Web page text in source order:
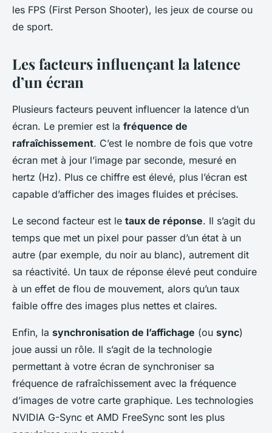
les FPS (First Person Shooter), les jeux de course ou
de sport.
Les facteurs influençant la latence
d’un écran
Plusieurs facteurs peuvent influencer la latence d’un
écran. Le premier est la fréquence de
rafraîchissement. C’est le nombre de fois que votre
écran met à jour l’image par seconde, mesuré en
hertz (Hz). Plus ce chiffre est élevé, plus l’écran est
capable d’afficher des images fluides et précises.
Le second facteur est le taux de réponse. Il s’agit du
temps que met un pixel pour passer d’un état à un
autre (par exemple, du noir au blanc), autrement dit
sa réactivité. Un taux de réponse élevé peut conduire
à un effet de flou de mouvement, alors qu’un taux
faible offre des images plus nettes et claires.
Enfin, la synchronisation de l’affichage (ou sync)
joue aussi un rôle. Il s’agit de la technologie
permettant à votre écran de synchroniser sa
fréquence de rafraîchissement avec la fréquence
d’images de votre carte graphique. Les technologies
NVIDIA G-Sync et AMD FreeSync sont les plus